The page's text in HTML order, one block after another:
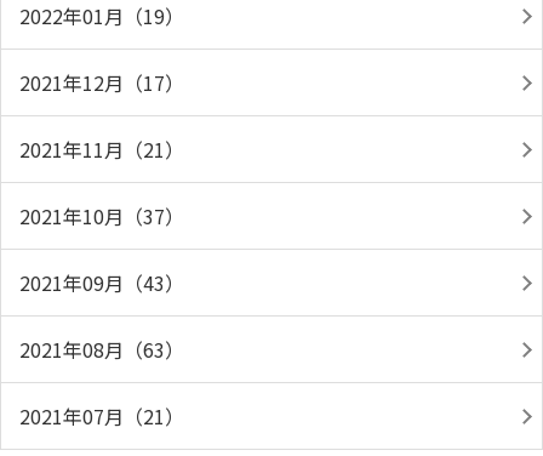
2022年01月（19）
2021年12月（17）
2021年11月（21）
2021年10月（37）
2021年09月（43）
2021年08月（63）
2021年07月（21）